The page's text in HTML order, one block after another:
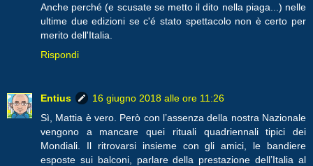
Anche perché (e scusate se metto il dito nella piaga...) nelle
ultime due edizioni se c'é stato spettacolo non è certo per
merito dell'Italia.
Rispondi
Entius
16 giugno 2018 alle ore 11:26
Sì, Mattia è vero. Però con l’assenza della nostra Nazionale
vengono a mancare quei rituali quadriennali tipici dei
Mondiali. Il ritrovarsi insieme con gli amici, le bandiere
esposte sui balconi, parlare della prestazione dell’Italia al